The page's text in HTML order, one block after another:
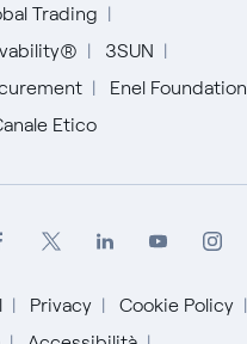
Trading
3SUN
Enel Foundation
Etico
Privacy
Cookie Policy